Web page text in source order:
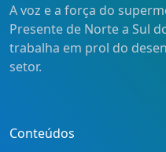
A voz e a força do
Presente de Norte a Sul
trabalha em prol do
setor.
Conteúdos